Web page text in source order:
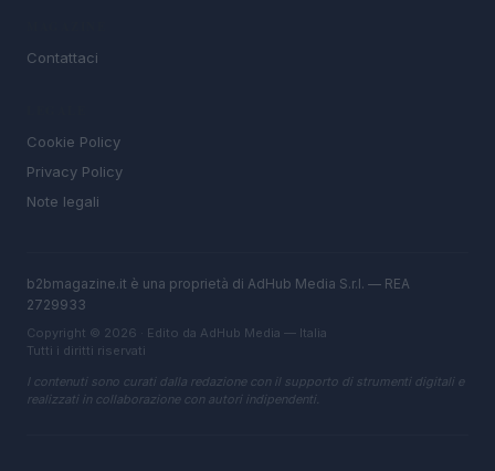
Contattaci
Cookie Policy
Privacy Policy
Note legali
b2bmagazine.it è una proprietà di AdHub Media S.r.l. — REA
2729933
Copyright © 2026 · Edito da AdHub Media — Italia
Tutti i diritti riservati
I contenuti sono curati dalla redazione con il supporto di strumenti digitali e
realizzati in collaborazione con autori indipendenti.